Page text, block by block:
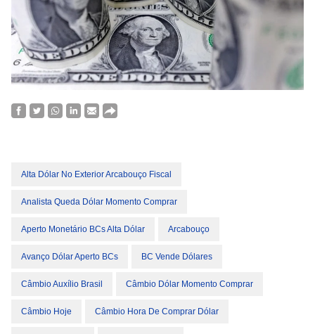
Alta Dólar No Exterior Arcabouço Fiscal
Analista Queda Dólar Momento Comprar
Aperto Monetário BCs Alta Dólar Arcabouço
Avanço Dólar Aperto BCs BC Vende Dólares
Câmbio Auxílio Brasil Câmbio Dólar Momento Comprar
Câmbio Hoje Câmbio Hora De Comprar Dólar